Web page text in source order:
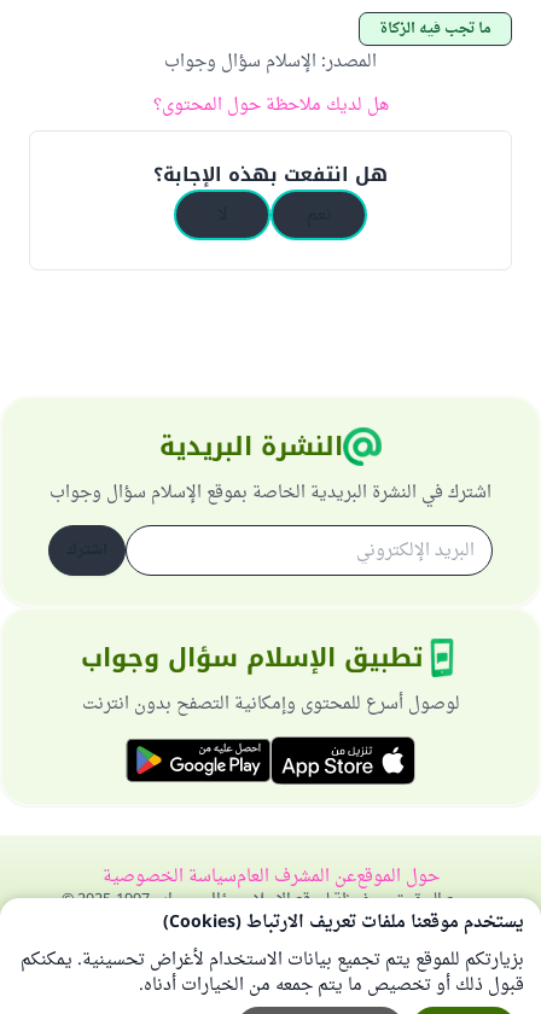
ما تجب فيه الزكاة
المصدر: الإسلام سؤال وجواب
هل لديك ملاحظة حول المحتوى؟
هل انتفعت بهذه الإجابة؟
النشرة البريدية
اشترك في النشرة البريدية الخاصة بموقع الإسلام سؤال وجواب
تطبيق الإسلام سؤال وجواب
لوصول أسرع للمحتوى وإمكانية التصفح بدون انترنت
حول الموقععن المشرف العامسياسة الخصوصية
جميع الحقوق محفوظة لموقع الإسلام سؤال وجواب 1997-2025 ©
يستخدم موقعنا ملفات تعريف الارتباط (Cookies)
بزيارتكم للموقع يتم تجميع بيانات الاستخدام لأغراض تحسينية. يمكنكم
قبول ذلك أو تخصيص ما يتم جمعه من الخيارات أدناه.